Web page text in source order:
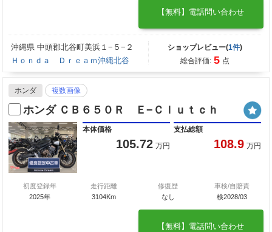
【無料】電話問い合わせ
沖縄県 中頭郡北谷町美浜１−５−２
Ｈｏｎｄａ Ｄｒｅａｍ沖縄北谷
ショップレビュー(1件)
総合評価: 5 点
ホンダ 複数画像
ホンダ ＣＢ６５０Ｒ Ｅ−Ｃｌｕｔｃｈ
本体価格
105.72 万円
支払総額
108.9 万円
初度登録年
2025年
走行距離
3104Km
修復歴
なし
車検/自賠責
検2028/03
【無料】電話問い合わせ